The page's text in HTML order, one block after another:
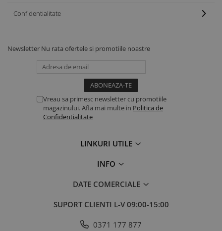
Confidentialitate
Newsletter Nu rata ofertele si promotiile noastre
Vreau sa primesc newsletter cu promotiile
magazinului. Afla mai multe in Politica de
Confidentialitate
LINKURI UTILE
INFO
DATE COMERCIALE
SUPORT CLIENTI L-V 09:00-15:00
0371 177 877